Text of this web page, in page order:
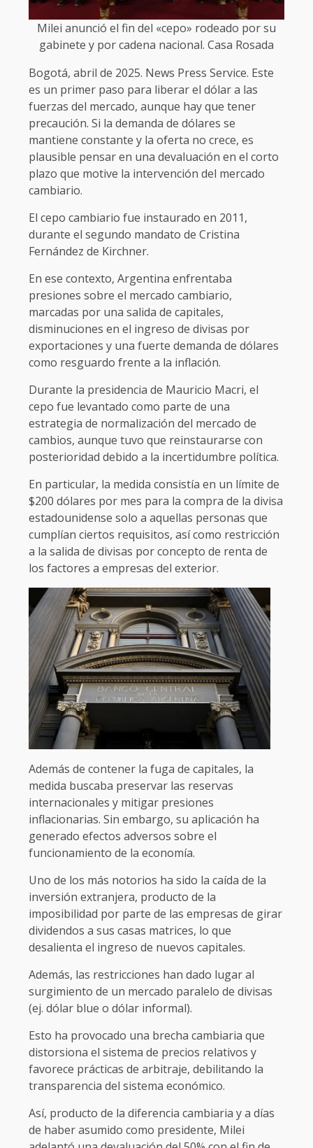
Milei anunció el fin del «cepo» rodeado por su
gabinete y por cadena nacional. Casa Rosada
Bogotá, abril de 2025. News Press Service. Este
es un primer paso para liberar el dólar a las
fuerzas del mercado, aunque hay que tener
precaución. Si la demanda de dólares se
mantiene constante y la oferta no crece, es
plausible pensar en una devaluación en el corto
plazo que motive la intervención del mercado
cambiario.
El cepo cambiario fue instaurado en 2011,
durante el segundo mandato de Cristina
Fernández de Kirchner.
En ese contexto, Argentina enfrentaba
presiones sobre el mercado cambiario,
marcadas por una salida de capitales,
disminuciones en el ingreso de divisas por
exportaciones y una fuerte demanda de dólares
como resguardo frente a la inflación.
Durante la presidencia de Mauricio Macri, el
cepo fue levantado como parte de una
estrategia de normalización del mercado de
cambios, aunque tuvo que reinstaurarse con
posterioridad debido a la incertidumbre política.
En particular, la medida consistía en un límite de
$200 dólares por mes para la compra de la divisa
estadounidense solo a aquellas personas que
cumplían ciertos requisitos, así como restricción
a la salida de divisas por concepto de renta de
los factores a empresas del exterior.
Además de contener la fuga de capitales, la
medida buscaba preservar las reservas
internacionales y mitigar presiones
inflacionarias. Sin embargo, su aplicación ha
generado efectos adversos sobre el
funcionamiento de la economía.
Uno de los más notorios ha sido la caída de la
inversión extranjera, producto de la
imposibilidad por parte de las empresas de girar
dividendos a sus casas matrices, lo que
desalienta el ingreso de nuevos capitales.
Además, las restricciones han dado lugar al
surgimiento de un mercado paralelo de divisas
(ej. dólar blue o dólar informal).
Esto ha provocado una brecha cambiaria que
distorsiona el sistema de precios relativos y
favorece prácticas de arbitraje, debilitando la
transparencia del sistema económico.
Así, producto de la diferencia cambiaria y a días
de haber asumido como presidente, Milei